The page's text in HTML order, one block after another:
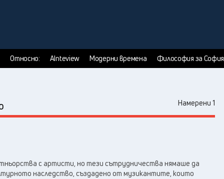
Относно: AInteview Модерни времена Философия за София
Намерени 1
с артисти, но тези сътрудничества нямаше да
наследство, създадено от музикантите, които